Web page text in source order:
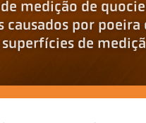
medição de
por poeira
de